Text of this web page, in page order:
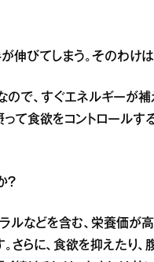
伸びてしまう。そのわけは
ので、すぐエネルギーが
て食欲をコントロールす
？
ルなどを含む、栄養価が
らに、食欲を抑えたり、